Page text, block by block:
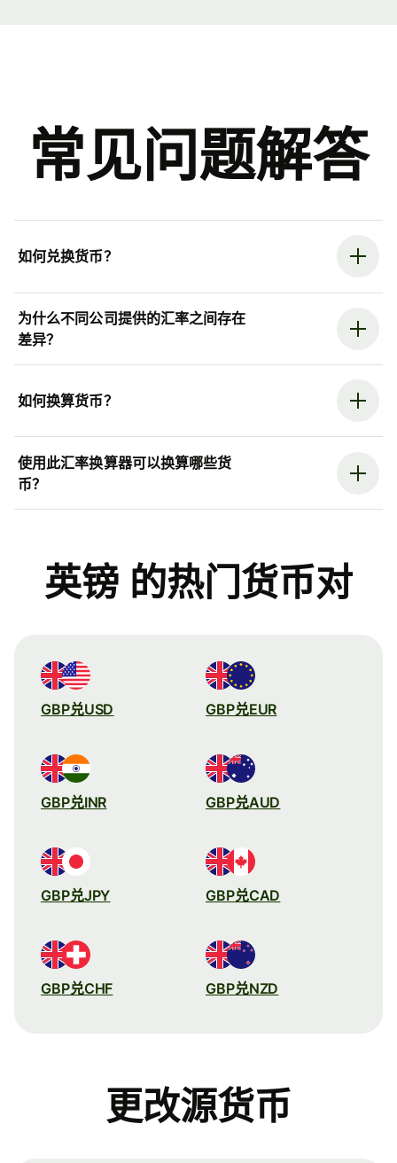
常见问题解答
如何兑换货币？
为什么不同公司提供的汇率之间存在
差异？
如何换算货币？
使用此汇率换算器可以换算哪些货
币？
英镑 的热门货币对
GBP兑USD GBP兑EUR
GBP兑INR GBP兑AUD
GBP兑JPY GBP兑CAD
GBP兑CHF GBP兑NZD
更改源货币